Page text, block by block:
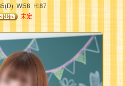
W:58 H:87
未定